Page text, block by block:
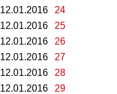
12.01.2016
24
12.01.2016
25
12.01.2016
26
12.01.2016
27
12.01.2016
28
12.01.2016
29